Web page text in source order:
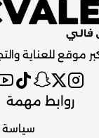
موقع للعناية
روابط مهمة
سياسة